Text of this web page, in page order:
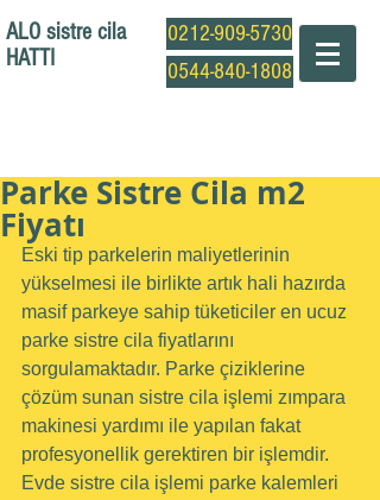
ALO sistre cila
HATTI
0212-909-5730
0544-840-1808
Parke Sistre Cila m2
Fiyatı
Eski tip parkelerin maliyetlerinin
yükselmesi ile birlikte artık hali hazırda
masif parkeye sahip tüketiciler en ucuz
parke sistre cila fiyatlarını
sorgulamaktadır. Parke çiziklerine
çözüm sunan sistre cila işlemi zımpara
makinesi yardımı ile yapılan fakat
profesyonellik gerektiren bir işlemdir.
Evde sistre cila işlemi parke kalemleri